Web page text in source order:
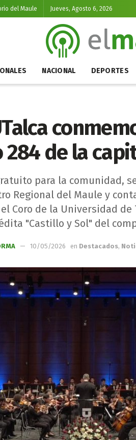
del Maule Jueves, Agosto 6, 2026
NACIONAL DEPORTES
de la
para la comunidad,
Regional del Maule y
Coro de la Universidad de
"Castillo y Sol" del
10/05/2026 en Destacados,